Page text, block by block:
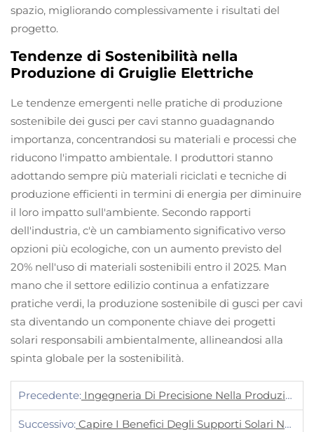
spazio, migliorando complessivamente i risultati del
progetto.
Tendenze di Sostenibilità nella
Produzione di Gruiglie Elettriche
Le tendenze emergenti nelle pratiche di produzione
sostenibile dei gusci per cavi stanno guadagnando
importanza, concentrandosi su materiali e processi che
riducono l'impatto ambientale. I produttori stanno
adottando sempre più materiali riciclati e tecniche di
produzione efficienti in termini di energia per diminuire
il loro impatto sull'ambiente. Secondo rapporti
dell'industria, c'è un cambiamento significativo verso
opzioni più ecologiche, con un aumento previsto del
20% nell'uso di materiali sostenibili entro il 2025. Man
mano che il settore edilizio continua a enfatizzare
pratiche verdi, la produzione sostenibile di gusci per cavi
sta diventando un componente chiave dei progetti
solari responsabili ambientalmente, allineandosi alla
spinta globale per la sostenibilità.
Precedente: Ingegneria Di Precisione Nella Produzione Di Supporti Solari
Successivo: Capire I Benefici Degli Supporti Solari Nei Sistemi Di Energia Rinnovabile